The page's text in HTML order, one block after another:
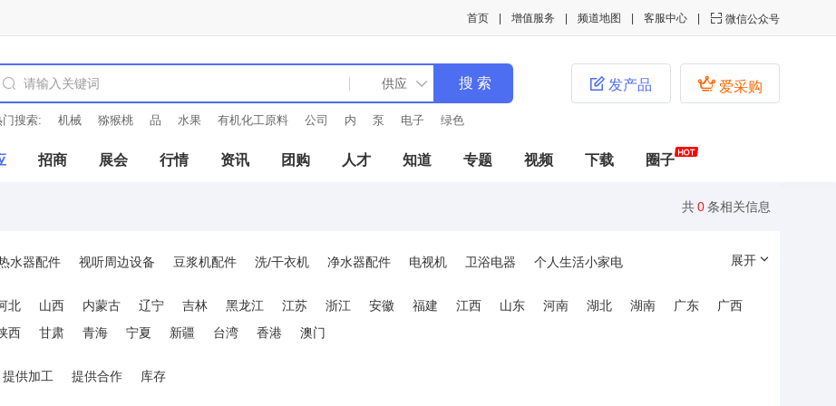
 微信公众号
客服中心
频道地图
增值服务
首页
门搜索: 机械 猕猴桃 品 水果 有机化工原料 公司 内 泵 电子 绿色
 爱采购
 发产品
招商 展会 行情 资讯 团购 人才 知道 专题 视频 下载 圈子
共0条相关信息
水器配件 视听周边设备 豆浆机配件 洗/干衣机 净水器配件 电视机 卫浴电器
个人生活小家电
电炒锅配件 电压力锅配件 发烧器材 换气扇配件 中央空调 发酵箱配件 供热设备
家用电器加工
家电制造设备 礼品小家电 灯光照明
展开
北 山西 内蒙古 辽宁 吉林 黑龙江 江苏 浙江 安徽 福建 江西 山东 河南 湖北 湖南 广东
广西
西 甘肃 青海 宁夏 新疆 台湾 香港 澳门
提供加工 提供合作 库存